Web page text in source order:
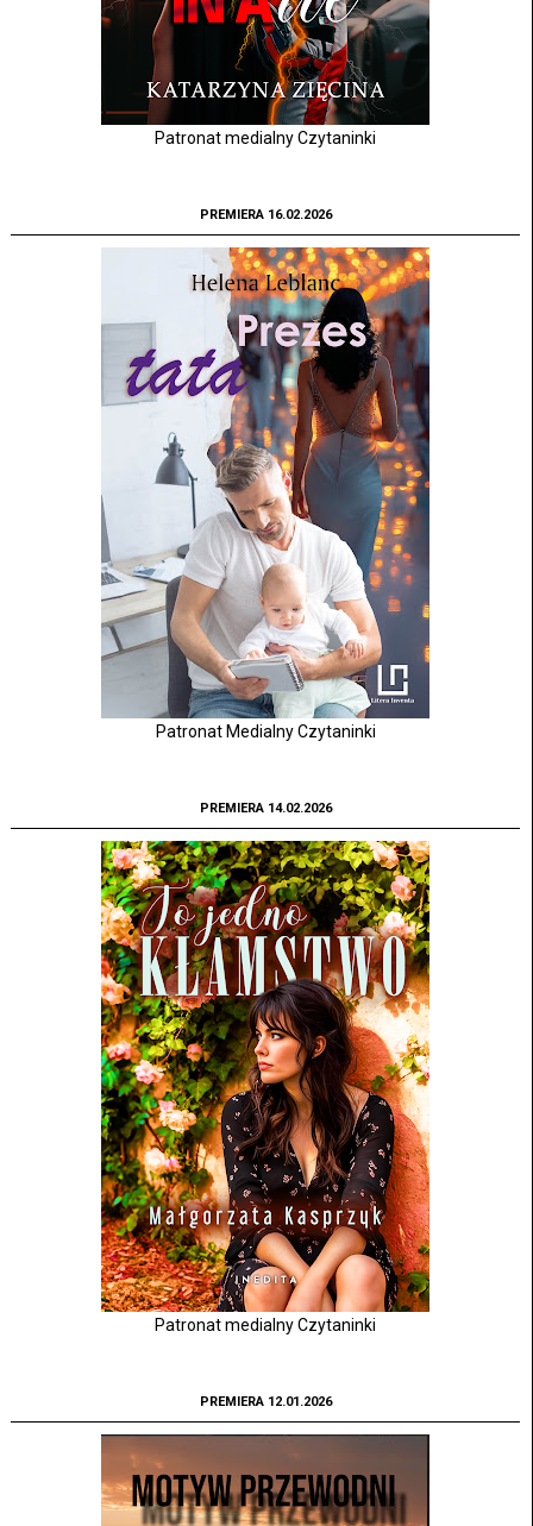
Patronat medialny Czytaninki
PREMIERA 16.02.2026
Patronat Medialny Czytaninki
PREMIERA 14.02.2026
Patronat medialny Czytaninki
PREMIERA 12.01.2026